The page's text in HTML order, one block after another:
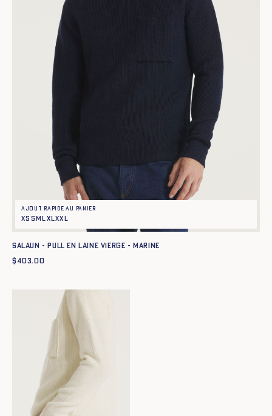
Ajout rapide au panier
XS S M L XLXXL
SALAUN - PULL EN LAINE VIERGE - MARINE
$403.00